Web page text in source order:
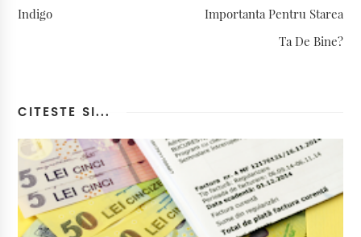
Indigo Importanta Pentru Starea
Ta De Bine?
CITESTE SI...